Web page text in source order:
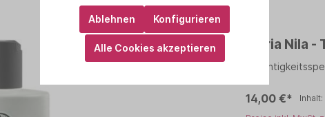
CHI
id HAIR
KEMON - Yo Cond
MARULA OIL
Blondiertes Haar
Trockenshampoo
Feines Haar
Maria Nila
14,00 €* Inhalt:
Ablehnen Konfigurieren
Alle Cookies akzeptieren